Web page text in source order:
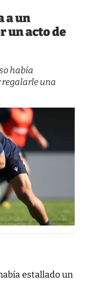
a un
un acto de
había
una
estallado un